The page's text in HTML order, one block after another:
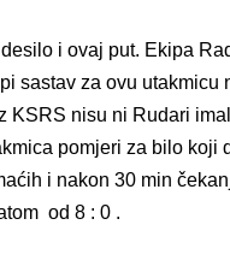
i ovaj put. Ekipa
sastav za ovu utakmicu
nisu ni Rudari
pomjeri za bilo koji
i nakon 30 min
od 8 : 0 .